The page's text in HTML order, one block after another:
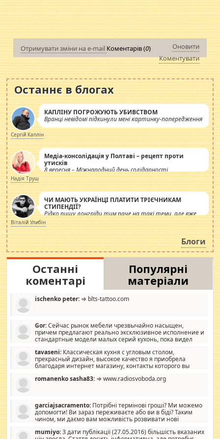
Отримувати зміни на e-mail Коментарів (0)
Оновити
Коментувати
Останнє в блогах
КАПЛІНУ ПОГРОЖУЮТЬ УБИВСТВОМ
Вранці невідомі підкинули мені картинку-попередження
Сергій Каплін
Медіа-консолідація у Полтаві – рецепт проти
утисків
8 вересня – Міжнародний день солідарності
журналістів.
Надія Труш
ЧИ МАЮТЬ УКРАЇНЦІ ПЛАТИТИ ТРІЄЧНИКАМ
СТИПЕНДІЇ?
Рідко пишу лонгріди тим паче на такі теми, але вже
просто дістало! Обурюють сьогоднішні інсенуації
навколо стипендіального питання. Штучно
роздувається ще одна соціальна катастрофа.
Віталій Улибін
Блоги
Останні
коментарі
Популярні
матеріали
ischenko peter: ⇒ blts-tattoo.com
Gor:Сейчас рынок мебели чрезвычайно насыщен,
причем предлагают реально эксклюзивное исполнение и
стандартные модели малых серий кухонь, пока видел
стандартные формы, в MebelOk, креативненько и что главное -
со вкусом все в порядке, без ненужных наворотов удорожающих
мебель, а это не последний фактор.
tavaseni: Классическая кухня с угловым столом,
прекрасный дизайн, высокое качество я приобрела
благодаря интернет магазину, контакты которого вы
romanenko sasha83: ⇒ www.radiosvoboda.org
garciajsacramento: Потрібні термінові гроші? Ми можемо
допомогти! Ви зараз переживаєте або ви в біді? Таким
чином, ми даємо вам можливість розвивати нові
допомагати людям, які намагаються дати їм шанс. Кожен
mumiyo:З дати публікації (27.05.2016) більшість вказаних